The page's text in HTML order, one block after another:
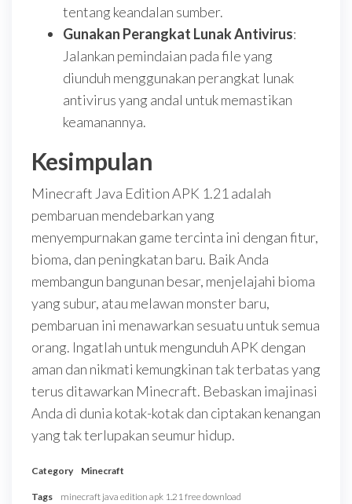
tentang keandalan sumber.
Gunakan Perangkat Lunak Antivirus:
Jalankan pemindaian pada file yang
diunduh menggunakan perangkat lunak
antivirus yang andal untuk memastikan
keamanannya.
Kesimpulan
Minecraft Java Edition APK 1.21 adalah
pembaruan mendebarkan yang
menyempurnakan game tercinta ini dengan fitur,
bioma, dan peningkatan baru. Baik Anda
membangun bangunan besar, menjelajahi bioma
yang subur, atau melawan monster baru,
pembaruan ini menawarkan sesuatu untuk semua
orang. Ingatlah untuk mengunduh APK dengan
aman dan nikmati kemungkinan tak terbatas yang
terus ditawarkan Minecraft. Bebaskan imajinasi
Anda di dunia kotak-kotak dan ciptakan kenangan
yang tak terlupakan seumur hidup.
Category Minecraft
Tags minecraft java edition apk 1.21 free download